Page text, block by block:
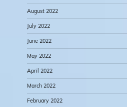
August 2022
July 2022
June 2022
May 2022
April 2022
March 2022
February 2022